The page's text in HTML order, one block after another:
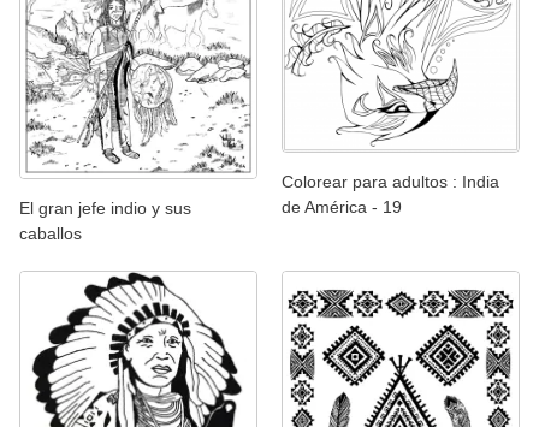
El gran jefe indio y sus
caballos
Colorear para adultos : India
de América - 19